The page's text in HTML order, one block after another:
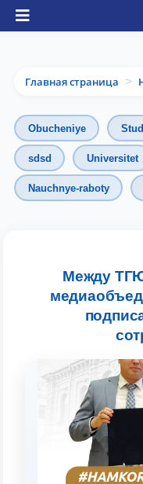
Главная страница >
Obucheniye
sdsd Universitet
Nauchnye-raboty
Между
Чат приёмной
Оставляйте здесь
вопросам приёма.
Выберите тему —
конкретные вопросы: